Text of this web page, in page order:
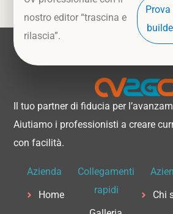
nostro editor “trascina e
rilascia”.
Il tuo partner di fiducia per
Aiutiamo i professionisti a creare
con facilità.
Azienda
Home
Collegamenti
rapidi
Chi